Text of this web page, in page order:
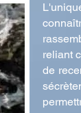
reliant
de